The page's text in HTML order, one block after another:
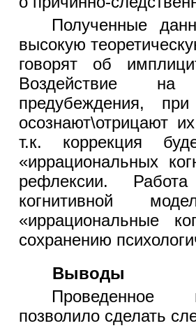
Полученные
высокую
говорят об
Воздействие на
предубеждения,
осознают\отрицают
т.к. коррекция
«иррациональных
рефлексии.
когнитивной
«иррациональные
сохранению
Выводы
Проведенное
позволило сделать